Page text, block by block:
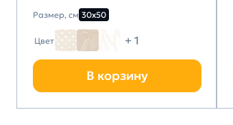
Размер, см 30х50
Цвет + 1
В корзину